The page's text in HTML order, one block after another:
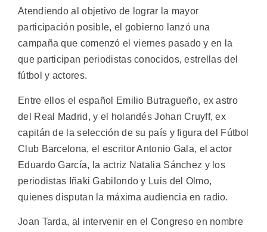
Atendiendo al objetivo de lograr la mayor
participación posible, el gobierno lanzó una
campaña que comenzó el viernes pasado y en la
que participan periodistas conocidos, estrellas del
fútbol y actores.
Entre ellos el español Emilio Butragueño, ex astro
del Real Madrid, y el holandés Johan Cruyff, ex
capitán de la selección de su país y figura del Fútbol
Club Barcelona, el escritor Antonio Gala, el actor
Eduardo García, la actriz Natalia Sánchez y los
periodistas Iñaki Gabilondo y Luis del Olmo,
quienes disputan la máxima audiencia en radio.
Joan Tarda, al intervenir en el Congreso en nombre